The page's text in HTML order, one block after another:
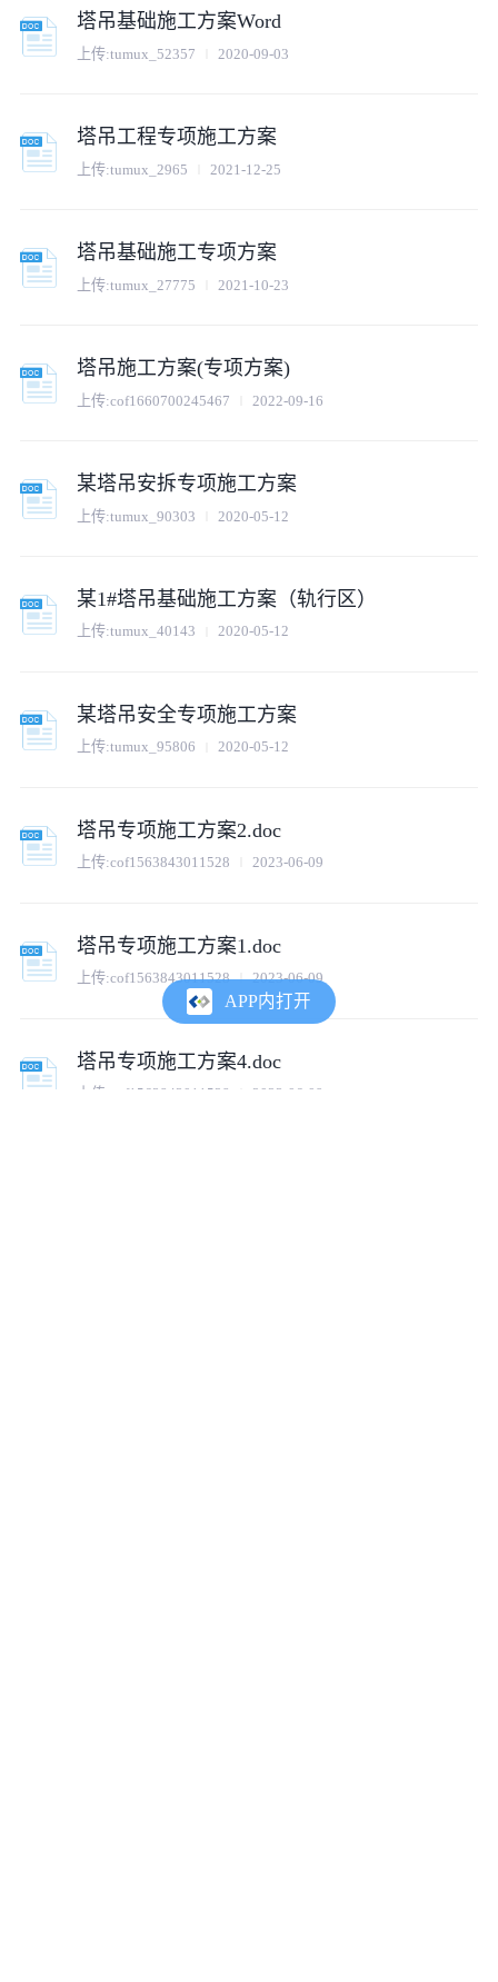
塔吊基础施工方案Word
上传:tumux_52357 2020-09-03
塔吊工程专项施工方案
上传:tumux_2965 2021-12-25
塔吊基础施工专项方案
上传:tumux_27775 2021-10-23
塔吊施工方案(专项方案)
上传:cof1660700245467 2022-09-16
某塔吊安拆专项施工方案
上传:tumux_90303 2020-05-12
某1#塔吊基础施工方案（轨行区）
上传:tumux_40143 2020-05-12
某塔吊安全专项施工方案
上传:tumux_95806 2020-05-12
塔吊专项施工方案2.doc
上传:cof1563843011528 2023-06-09
塔吊专项施工方案1.doc
上传:cof1563843011528 2023-06-09
塔吊专项施工方案4.doc
上传: cof1563843011528 2023-06-09
APP内打开